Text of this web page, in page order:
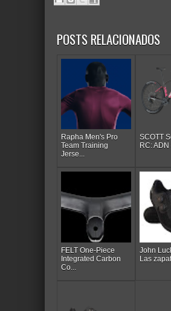
POSTS RELACIONADOS
Rapha Men's Pro
Team Training
Jerse...
SCOTT
RC:
FELT One-Piece
Integrated Carbon
Co...
John
Las